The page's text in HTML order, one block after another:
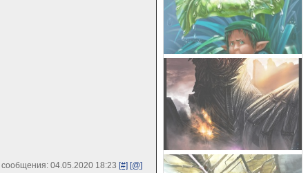
04.05.2020 18:23 [#] [@]